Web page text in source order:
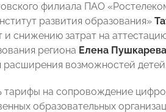
филиала ПАО
развития образования»
и снижению затрат на
региона Елена Пушкарева
расширения возможностей детей.
тарифы на сопровождение
образовательных